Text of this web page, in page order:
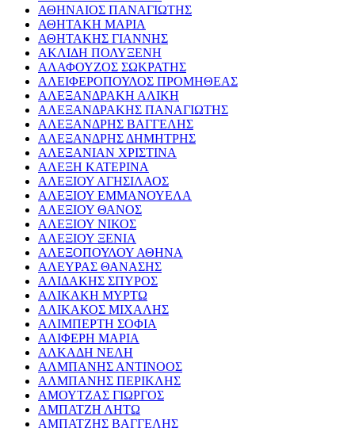
ΑΘΗΝΑΙΟΣ ΠΑΝΑΓΙΩΤΗΣ
ΑΘΗΤΑΚΗ ΜΑΡΙΑ
ΑΘΗΤΑΚΗΣ ΓΙΑΝΝΗΣ
ΑΚΛΙΔΗ ΠΟΛΥΞΕΝΗ
ΑΛΑΦΟΥΖΟΣ ΣΩΚΡΑΤΗΣ
ΑΛΕΙΦΕΡΟΠΟΥΛΟΣ ΠΡΟΜΗΘΕΑΣ
ΑΛΕΞΑΝΔΡΑΚΗ ΑΛΙΚΗ
ΑΛΕΞΑΝΔΡΑΚΗΣ ΠΑΝΑΓΙΩΤΗΣ
ΑΛΕΞΑΝΔΡΗΣ ΒΑΓΓΕΛΗΣ
ΑΛΕΞΑΝΔΡΗΣ ΔΗΜΗΤΡΗΣ
ΑΛΕΞΑΝΙΑΝ ΧΡΙΣΤΙΝΑ
ΑΛΕΞΗ ΚΑΤΕΡΙΝΑ
ΑΛΕΞΙΟΥ ΑΓΗΣΙΛΑΟΣ
ΑΛΕΞΙΟΥ ΕΜΜΑΝΟΥΕΛΑ
ΑΛΕΞΙΟΥ ΘΑΝΟΣ
ΑΛΕΞΙΟΥ ΝΙΚΟΣ
ΑΛΕΞΙΟΥ ΞΕΝΙΑ
ΑΛΕΞΟΠΟΥΛΟΥ ΑΘΗΝΑ
ΑΛΕΥΡΑΣ ΘΑΝΑΣΗΣ
ΑΛΙΔΑΚΗΣ ΣΠΥΡΟΣ
ΑΛΙΚΑΚΗ ΜΥΡΤΩ
ΑΛΙΚΑΚΟΣ ΜΙΧΑΛΗΣ
ΑΛΙΜΠΕΡΤΗ ΣΟΦΙΑ
ΑΛΙΦΕΡΗ ΜΑΡΙΑ
ΑΛΚΑΔΗ ΝΕΛΗ
ΑΛΜΠΑΝΗΣ ΑΝΤΙΝΟΟΣ
ΑΛΜΠΑΝΗΣ ΠΕΡΙΚΛΗΣ
ΑΜΟΥΤΖΑΣ ΓΙΩΡΓΟΣ
ΑΜΠΑΤΖΗ ΛΗΤΩ
ΑΜΠΑΤΖΗΣ ΒΑΓΓΕΛΗΣ